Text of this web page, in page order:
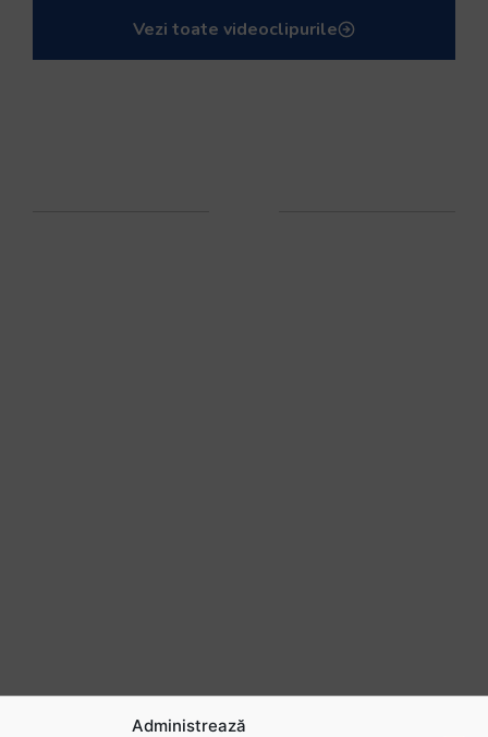
Administrează
Vezi toate videoclipurile